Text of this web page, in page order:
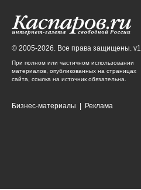
© 2005-2026. Все права защищены. v1
При полном или частичном использовании
материалов, опубликованных на страницах
сайта, ссылка на источник обязательна.
Бизнес-материалы Реклама